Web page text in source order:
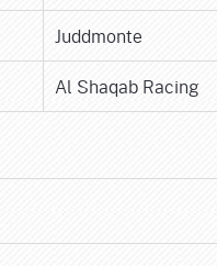
Juddmonte
Al Shaqab Racing